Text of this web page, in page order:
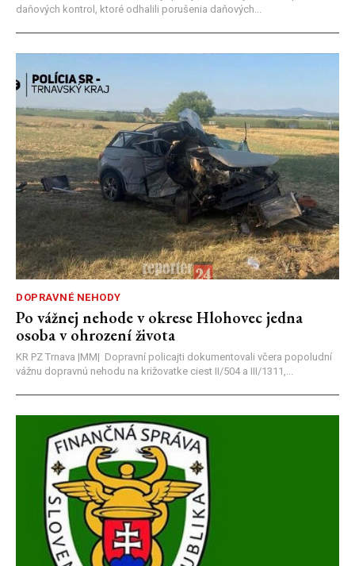
daňových kontrol, ktoré odhalili porušenia daňových...
DOPRAVNÉ NEHODY
Po vážnej nehode v okrese Hlohovec jedna
osoba v ohrození života
KR PZ Trnava |MM| Dopravní policajti dokumentovali včera popoludní
vážnu dopravnú nehodu na križovatke ciest II/504 a III/1311,...